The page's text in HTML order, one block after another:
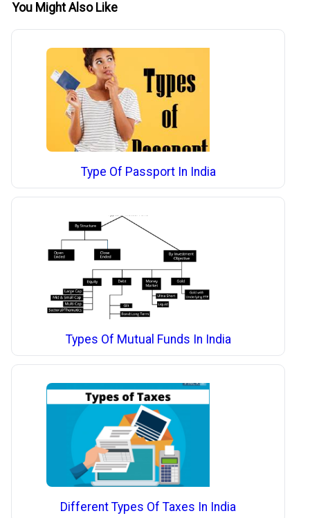
You Might Also Like
Type Of Passport In India
Types Of Mutual Funds In India
Different Types Of Taxes In India